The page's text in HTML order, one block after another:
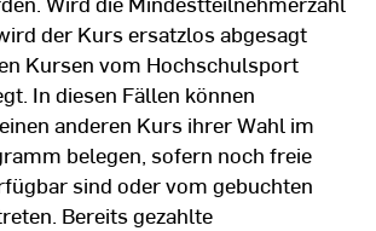
der Kurs ersatzlos abgesagt
Kursen vom Hochschulsport
In diesen Fällen können
anderen Kurs ihrer Wahl im
belegen, sofern noch freie
sind oder vom gebuchten
Bereits gezahlte